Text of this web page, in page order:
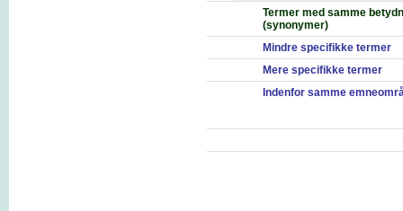
Termer med samme
(synonymer)
Mindre specifikke termer
Mere specifikke termer
Indenfor samme